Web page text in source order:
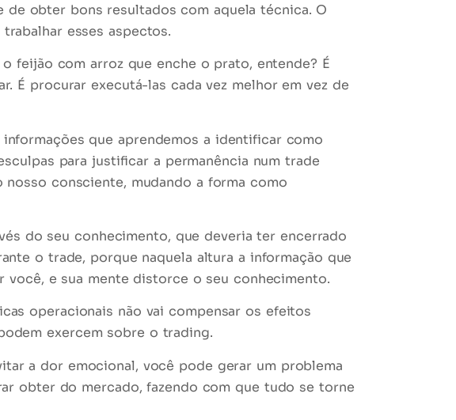
obter bons resultados com aquela técnica. O
esses aspectos.
o feijão com arroz que enche o prato, entende? É
É procurar executá-las cada vez melhor em vez de
que aprendemos a identificar como
para justificar a permanência num trade
consciente, mudando a forma como
do seu conhecimento, que deveria ter encerrado
o trade, porque naquela altura a informação que
e sua mente distorce o seu conhecimento.
operacionais não vai compensar os efeitos
exercem sobre o trading.
a dor emocional, você pode gerar um problema
obter do mercado, fazendo com que tudo se torne